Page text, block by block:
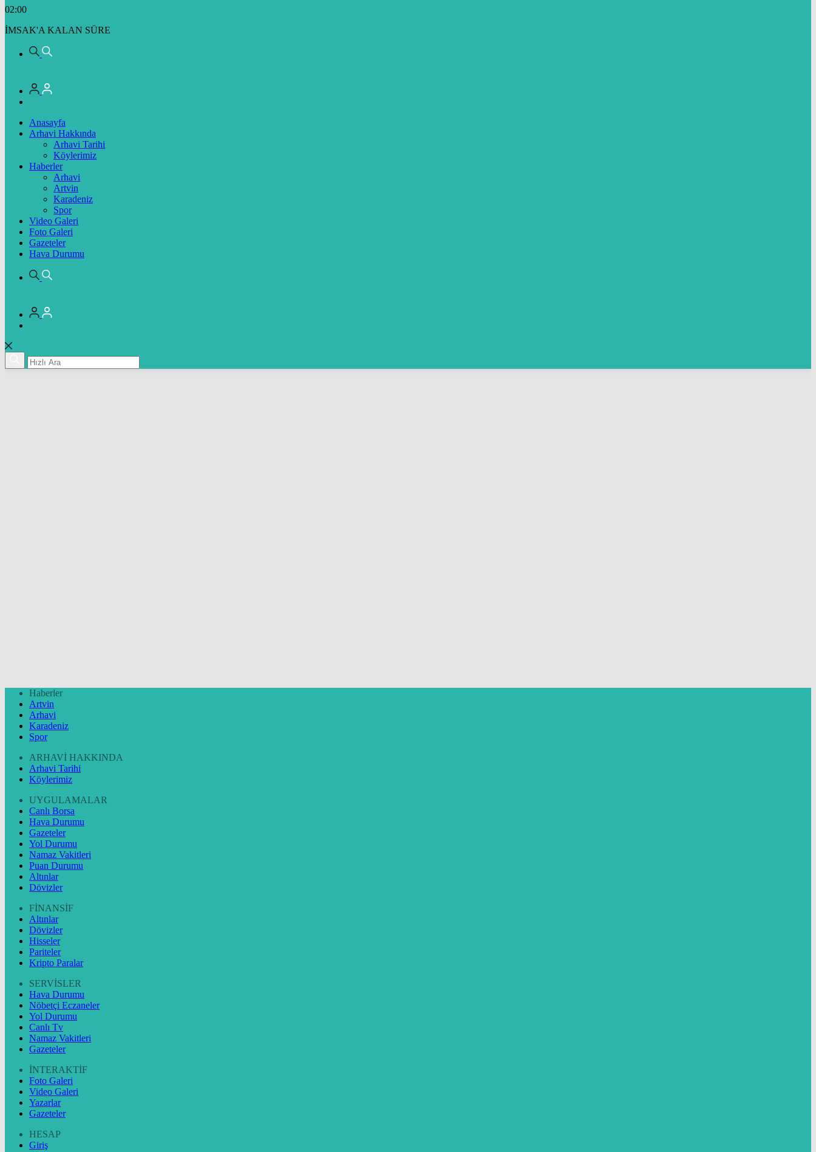
02:00
İMSAK'A KALAN SÜRE
Anasayfa
Arhavi Hakkında
Arhavi Tarihi
Köylerimiz
Haberler
Arhavi
Artvin
Karadeniz
Spor
Video Galeri
Foto Galeri
Gazeteler
Hava Durumu
Haberler
Artvin
Arhavi
Karadeniz
Spor
ARHAVİ HAKKINDA
Arhavi Tarihi
Köylerimiz
UYGULAMALAR
Canlı Borsa
Hava Durumu
Gazeteler
Yol Durumu
Namaz Vakitleri
Puan Durumu
Altınlar
Dövizler
FİNANSİF
Altınlar
Dövizler
Hisseler
Pariteler
Kripto Paralar
SERVİSLER
Hava Durumu
Nöbetçi Eczaneler
Yol Durumu
Canlı Tv
Namaz Vakitleri
Gazeteler
İNTERAKTİF
Foto Galeri
Video Galeri
Yazarlar
Gazeteler
HESAP
Giriş